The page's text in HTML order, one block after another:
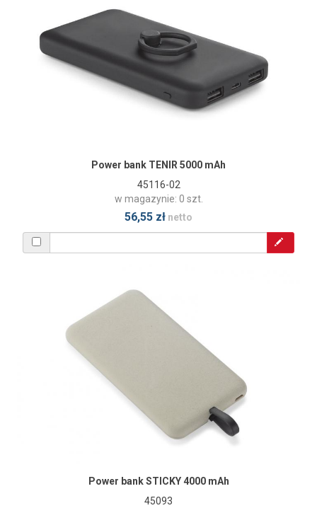
Power bank TENIR 5000 mAh
45116-02
w magazynie: 0 szt.
56,55 zł netto
Power bank STICKY 4000 mAh
45093